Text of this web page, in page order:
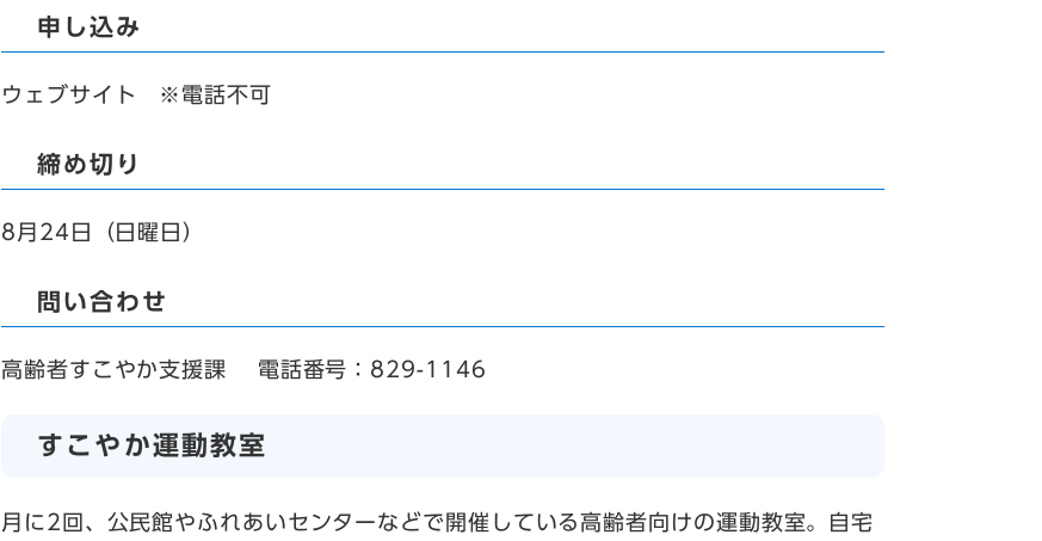
申し込み
ウェブサイト ※電話不可
締め切り
8月24日（日曜日）
問い合わせ
高齢者すこやか支援課 電話番号：829-1146
すこやか運動教室
月に2回、公民館やふれあいセンターなどで開催している高齢者向けの運動教室。自宅